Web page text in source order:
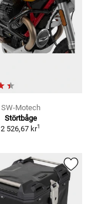
SW-Motech
Störtbåge
2 526,67 kr1